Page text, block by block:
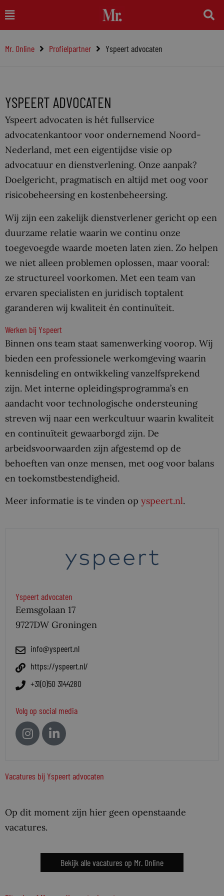
naar
inhoud
Main
Menu
Mr. Online Profielpartner Yspeert advocaten
YSPEERT ADVOCATEN
Yspeert advocaten is hét fullservice
advocatenkantoor voor ondernemend Noord-
Nederland, met een eigentijdse visie op
advocatuur en dienstverlening. Onze aanpak?
Doelgericht, pragmatisch en altijd met oog voor
risicobeheersing en kostenbeheersing.
Wij zijn een zakelijk dienstverlener gericht op een
duurzame relatie waarin we continu onze
toegevoegde waarde moeten laten zien. Zo helpen
we niet alleen problemen oplossen, maar vooral:
ze structureel voorkomen. Met een team van
ervaren specialisten en juridisch toptalent
garanderen wij kwaliteit én continuïteit.
Werken bij Yspeert
Binnen ons team staat samenwerking voorop. Wij
bieden een professionele werkomgeving waarin
kennisdeling en ontwikkeling vanzelfsprekend
zijn. Met interne opleidingsprogramma’s en
aandacht voor technologische ondersteuning
streven wij naar een werkcultuur waarin kwaliteit
en continuïteit gewaarborgd zijn. De
arbeidsvoorwaarden zijn afgestemd op de
behoeften van onze mensen, met oog voor balans
en toekomstbestendigheid.
Meer informatie is te vinden op yspeert.nl.
Yspeert advocaten
Eemsgolaan 17
9727DW Groningen
info@yspeert.nl
https://yspeert.nl/
+31(0)50 3144280
Volg op social media
Vacatures bij Yspeert advocaten
Op dit moment zijn hier geen openstaande
vacatures.
Bekijk alle vacatures op Mr. Online